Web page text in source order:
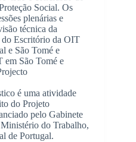
Social. Os
plenárias e
técnica da
do Escritório da OIT
e São Tomé e
em São Tomé e
é uma atividade
do Projeto
pelo Gabinete
do Trabalho,
de Portugal.